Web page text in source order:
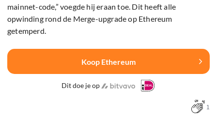
mainnet-code,” voegde hij eraan toe. Dit heeft alle
opwinding rond de Merge-upgrade op Ethereum
getemperd.
Koop Ethereum
Dit doe je op
1